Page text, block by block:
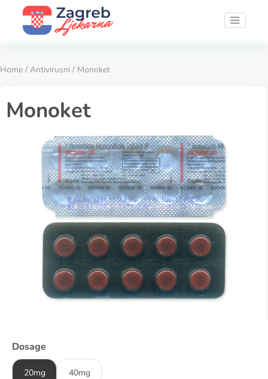
Home / Antivirusni / Monoket
Monoket
Dosage
20mg 40mg